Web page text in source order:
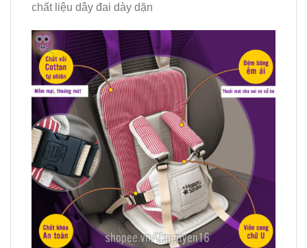
chất liệu dây đai dày dặn